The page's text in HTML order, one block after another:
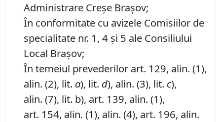
Administrare Creșe Brașov;
În conformitate cu avizele Comisiilor de
specialitate nr. 1, 4 și 5 ale Consiliului
Local Brașov;
În temeiul prevederilor art. 129, alin. (1),
alin. (2), lit. a), lit. d), alin. (3), lit. c),
alin. (7), lit. b), art. 139, alin. (1),
art. 154, alin. (1), alin. (4), art. 196, alin.